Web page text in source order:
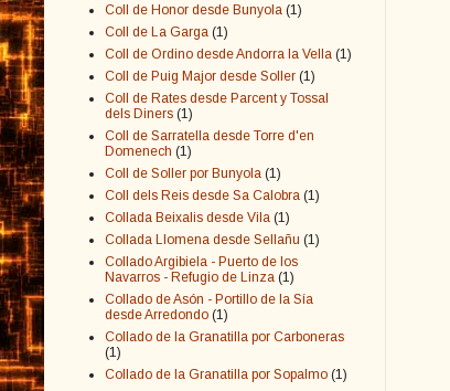
Coll de Honor desde Bunyola (1)
Coll de La Garga (1)
Coll de Ordino desde Andorra la Vella (1)
Coll de Puig Major desde Soller (1)
Coll de Rates desde Parcent y Tossal
dels Diners (1)
Coll de Sarratella desde Torre d'en
Domenech (1)
Coll de Soller por Bunyola (1)
Coll dels Reis desde Sa Calobra (1)
Collada Beixalis desde Vila (1)
Collada Llomena desde Sellañu (1)
Collado Argibiela - Puerto de los
Navarros - Refugio de Linza (1)
Collado de Asón - Portillo de la Sía
desde Arredondo (1)
Collado de la Granatilla por Carboneras
(1)
Collado de la Granatilla por Sopalmo (1)